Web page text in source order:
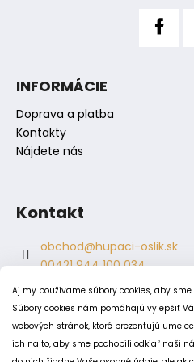
Aj my používame súbory cookies, aby
Súbory cookies nám pomáhajú vylepšiť
webových stránok, ktoré prezentujú
ich na to, aby sme pochopili odkiaľ naši
INFORMÁCIE
Doprava a platba
Kontakty
Nájdete nás
Kontakt
obchod@hupaci-oslik.sk
00421 944 100 034
00421 944 904 704
hupaci.oslik
dagmar.juricova